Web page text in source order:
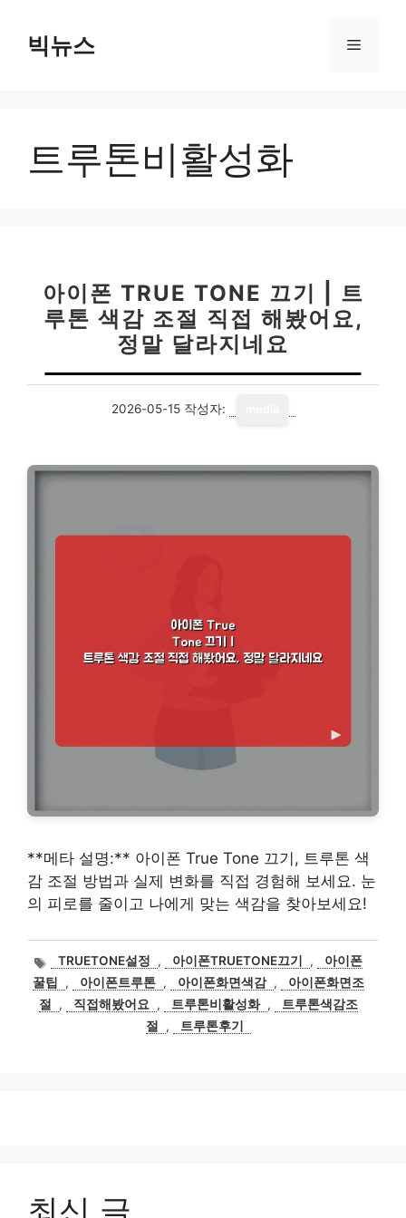
빅뉴스 메
트루톤비활성화
아이폰 TRUE TONE 끄기 | 트
루톤 색감 조절 직접 해봤어요,
정말 달라지네요
2026-05-15 작성자:
**메타 설명:** 아이폰 True Tone 끄기, 트루톤 색
감 조절 방법과 실제 변화를 직접 경험해 보세요. 눈
의 피로를 줄이고 나에게 맞는 색감을 찾아보세요!
태
그
TRUETONE설정 , 아이폰TRUETONE끄기 ,
아이폰
꿀팁
, 아이폰트루톤 , 아이폰화면색감 ,
아이폰화면조
절
, 직접해봤어요 , 트루톤비활성화 ,
트루톤색감조
절
, 트루톤후기
최신 글